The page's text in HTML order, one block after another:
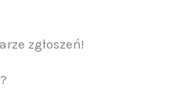
zgłoszeń!